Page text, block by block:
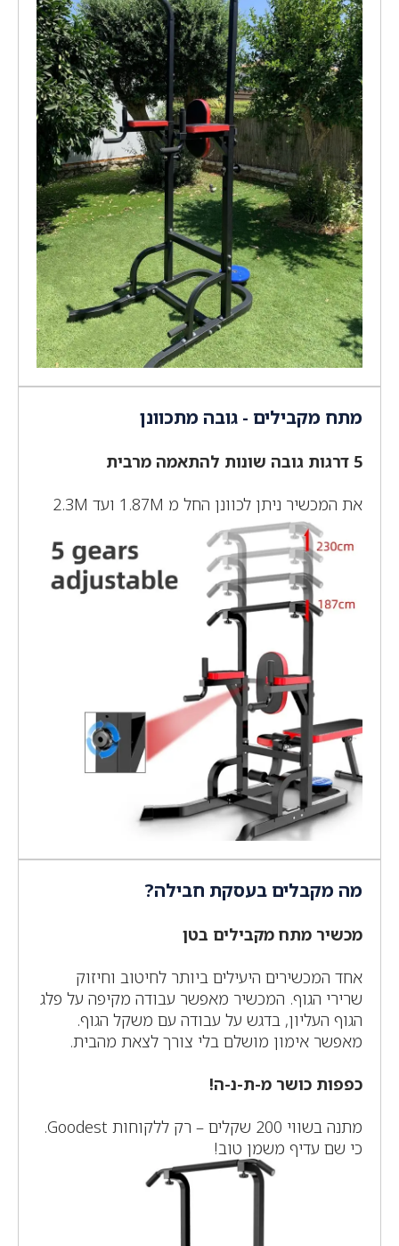
מתח מקבילים - גובה מתכוונן
את המכשיר ניתן לכוונן החל מ 1.87M ועד 2.3M
מה מקבלים בעסקת חבילה?
מכשיר מתח מקבילים בטן
אחד המכשירים היעילים ביותר לחיטוב וחיזוק
שרירי הגוף. המכשיר מאפשר עבודה מקיפה על פלג
הגוף העליון, בדגש על עבודה עם משקל הגוף.
מאפשר אימון מושלם בלי צורך לצאת מהבית.
כפפות כושר מ-ת-נ-ה!
מתנה בשווי 200 שקלים – רק ללקוחות Goodest.
כי שם עדיף משמן טוב!